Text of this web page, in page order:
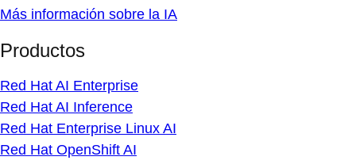
Más información sobre la IA
Productos
Red Hat AI Enterprise
Red Hat AI Inference
Red Hat Enterprise Linux AI
Red Hat OpenShift AI